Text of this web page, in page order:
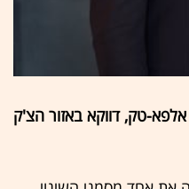
טק, דווקא באזור הצ'ק